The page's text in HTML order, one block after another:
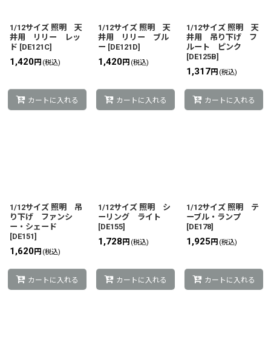
1/12サイズ 照明 天
井用 リリー レッ
ド [DE121C]
1,420円 (税込)
カートに入れる
1/12サイズ 照明 天
井用 リリー ブル
ー [DE121D]
1,420円 (税込)
カートに入れる
1/12サイズ 照明 天
井用 吊り下げ フ
ルート ピンク
[DE125B]
1,317円 (税込)
カートに入れる
1/12サイズ 照明 吊
り下げ ファンシ
ー・シェード
[DE151]
1,620円 (税込)
カートに入れる
1/12サイズ 照明 シ
ーリング ライト
[DE155]
1,728 円 (税込)
カートに入れる
1/12サイズ 照明 テ
ーブル・ランプ
[DE178]
1,925 円 (税込)
カートに入れる